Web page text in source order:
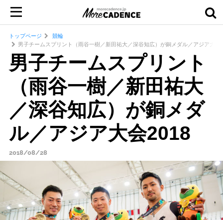
トップページ
競輪
男子チームスプリント（雨谷一樹／新田祐大／深谷知広）が銅メダル／アジア大会
男子チームスプリント
（雨谷一樹／新田祐大
／深谷知広）が銅メダ
ル／アジア大会2018
2018/08/28